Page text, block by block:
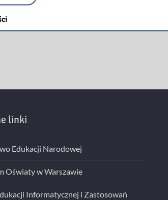
linki
Edukacji Narodowej
Oświaty w Warszawie
Informatycznej i Zastosowań